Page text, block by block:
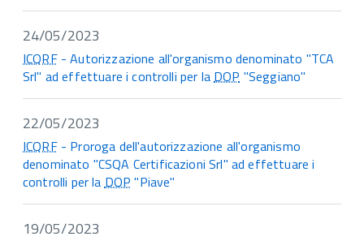
24/05/2023
ICQRF- Autorizzazione all'organismo denominato "TCA
Srl" ad effettuare i controlli per laDOP "Seggiano"
22/05/2023
ICQRF- Proroga dell'autorizzazione all'organismo
denominato "CSQA Certificazioni Srl" ad effettuare i
controlli per laDOP "Piave"
19/05/2023